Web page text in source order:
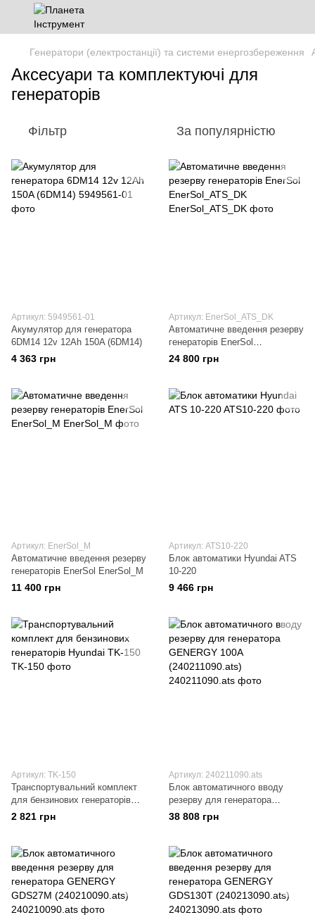
Генератори (електростанції) та системи енергозбереження
Аксесуари та комплектуючі для
генераторів
Фільтр За популярністю
Артикул: 5949561-01
Акумулятор для генератора
6DM14 12v 12Ah 150A (6DM14)
4 363 грн
Артикул: EnerSol_ATS_DK
Автоматичне введення резерву
генераторів EnerSol
EnerSol_ATS_DK
24 800 грн
Артикул: EnerSol_M
Автоматичне введення резерву
генераторів EnerSol EnerSol_M
11 400 грн
Артикул: ATS10-220
Блок автоматики Hyundai ATS
10-220
9 466 грн
Артикул: TK-150
Транспортувальний комплект
для бензинових генераторів
Hyundai TK-150
2 821 грн
Артикул: 240211090.ats
Блок автоматичного вводу
резерву для генератора
GENERGY 100А
(240211090.ats)
38 808 грн